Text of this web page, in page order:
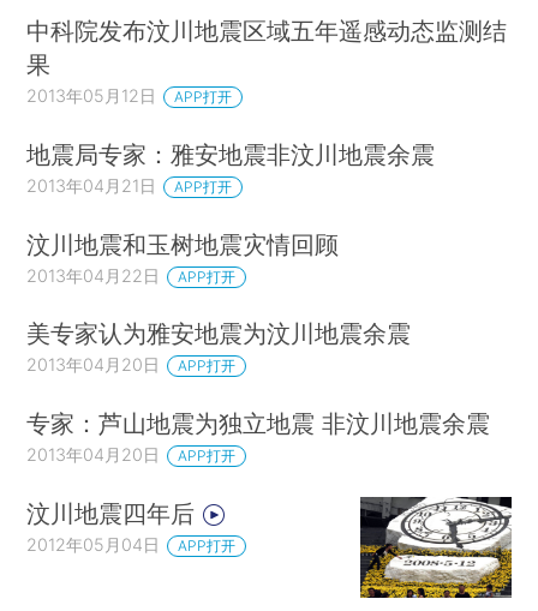
中科院发布汶川地震区域五年遥感动态监测结
果
2013年05月12日 APP打开
地震局专家：雅安地震非汶川地震余震
2013年04月21日 APP打开
汶川地震和玉树地震灾情回顾
2013年04月22日 APP打开
美专家认为雅安地震为汶川地震余震
2013年04月20日 APP打开
专家：芦山地震为独立地震 非汶川地震余震
2013年04月20日 APP打开
汶川地震四年后
2012年05月04日 APP打开